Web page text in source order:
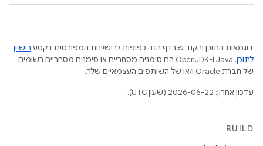
דוגמאות התוכן והקוד שבדף הזה כפופות לרישיונות המפורטים בקטע רישיון
לתוכן
.‏ Java ו-OpenJDK הם סימנים מסחריים או סימנים מסחריים רשומים
של חברת Oracle ו/או של השותפים העצמאיים שלה.
עדכון אחרון: 2026-06-22 (שעון UTC).
BUILD